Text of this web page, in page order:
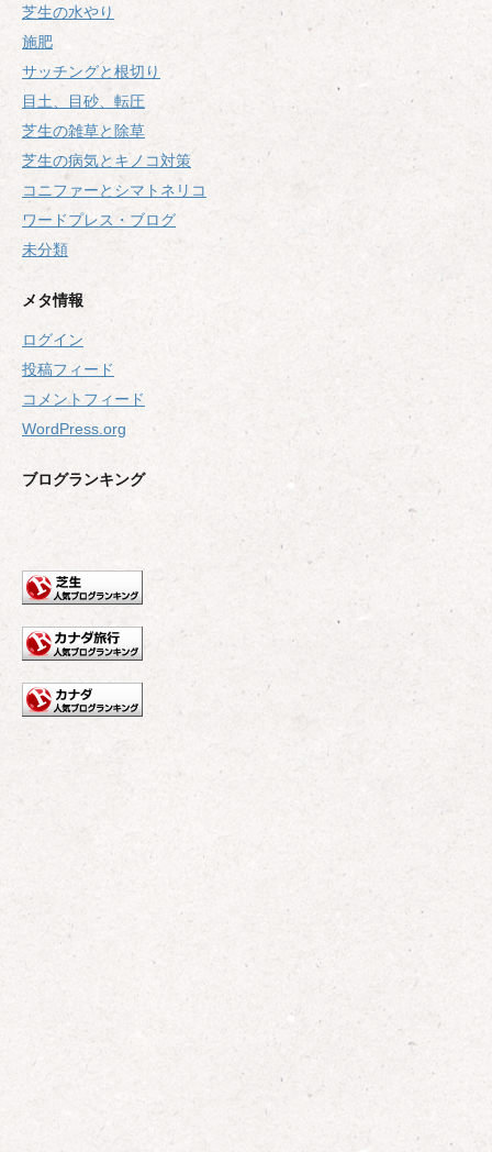
芝生の水やり
施肥
サッチングと根切り
目土、目砂、転圧
芝生の雑草と除草
芝生の病気とキノコ対策
コニファーとシマトネリコ
ワードプレス・ブログ
未分類
メタ情報
ログイン
投稿フィード
コメントフィード
WordPress.org
ブログランキング